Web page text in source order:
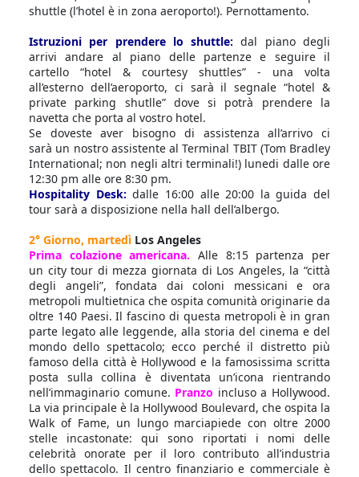
shuttle (l’hotel è in zona aeroporto!). Pernottamento.
Istruzioni per prendere lo shuttle: dal piano degli
arrivi andare al piano delle partenze e seguire il
cartello “hotel & courtesy shuttles” - una volta
all’esterno dell’aeroporto, ci sarà il segnale “hotel &
private parking shutlle” dove si potrà prendere la
navetta che porta al vostro hotel.
Se doveste aver bisogno di assistenza all’arrivo ci
sarà un nostro assistente al Terminal TBIT (Tom Bradley
International; non negli altri terminali!) lunedi dalle ore
12:30 pm alle ore 8:30 pm.
Hospitality Desk: dalle 16:00 alle 20:00 la guida del
tour sarà a disposizione nella hall dell’albergo.
2° Giorno, martedì Los Angeles
Prima colazione americana. Alle 8:15 partenza per
un city tour di mezza giornata di Los Angeles, la “città
degli angeli”, fondata dai coloni messicani e ora
metropoli multietnica che ospita comunità originarie da
oltre 140 Paesi. Il fascino di questa metropoli è in gran
parte legato alle leggende, alla storia del cinema e del
mondo dello spettacolo; ecco perché il distretto più
famoso della città è Hollywood e la famosissima scritta
posta sulla collina è diventata un’icona rientrando
nell’immaginario comune. Pranzo incluso a Hollywood.
La via principale è la Hollywood Boulevard, che ospita la
Walk of Fame, un lungo marciapiede con oltre 2000
stelle incastonate: qui sono riportati i nomi delle
celebrità onorate per il loro contributo all’industria
dello spettacolo. Il centro finanziario e commerciale è